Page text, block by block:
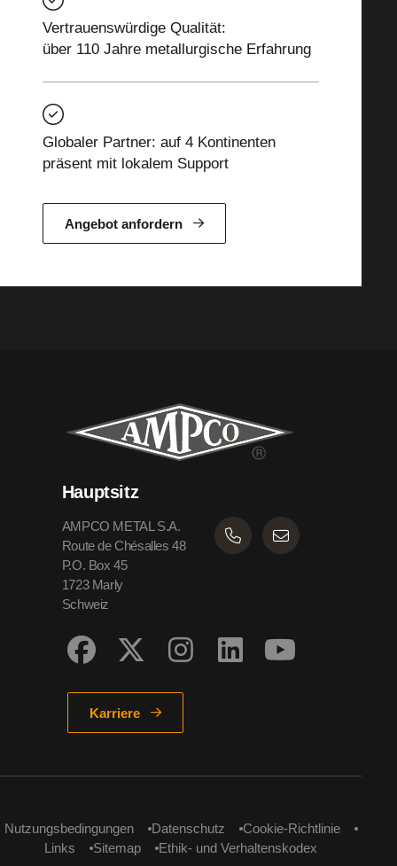
Vertrauenswürdige Qualität:
über 110 Jahre metallurgische Erfahrung
Globaler Partner: auf 4 Kontinenten
präsent mit lokalem Support
Angebot anfordern
Hauptsitz
AMPCO METAL S.A.
Route de Chésalles 48
P.O. Box 45
1723 Marly
Schweiz
Karriere
Nutzungsbedingungen Datenschutz
Cookie-Richtlinie
Links
Sitemap Ethik- und Verhaltenskodex